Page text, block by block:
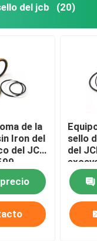
con
del jcb (20)
de la
Iron del
del JCB
sello
del
PTFE